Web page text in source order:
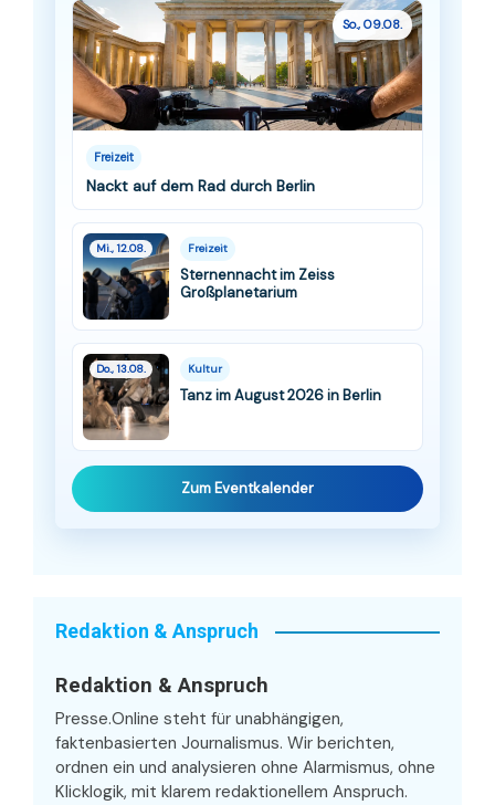
So., 09.08.
Freizeit
Nackt auf dem Rad durch Berlin
Mi., 12.08. Freizeit
Sternennacht im Zeiss
Großplanetarium
Do., 13.08. Kultur
Tanz im August 2026 in Berlin
Zum Eventkalender
Redaktion & Anspruch
Redaktion & Anspruch
Presse.Online steht für unabhängigen,
faktenbasierten Journalismus. Wir berichten,
ordnen ein und analysieren ohne Alarmismus, ohne
Klicklogik, mit klarem redaktionellem Anspruch.